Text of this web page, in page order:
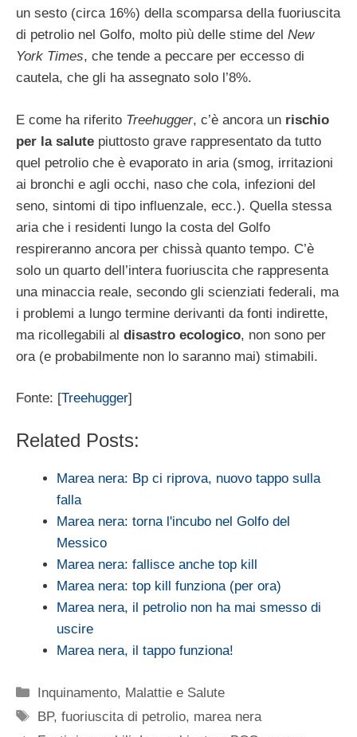
un sesto (circa 16%) della scomparsa della fuoriuscita
di petrolio nel Golfo, molto più delle stime del New
York Times, che tende a peccare per eccesso di
cautela, che gli ha assegnato solo l’8%.
E come ha riferito Treehugger, c’è ancora un rischio
per la salute piuttosto grave rappresentato da tutto
quel petrolio che è evaporato in aria (smog, irritazioni
ai bronchi e agli occhi, naso che cola, infezioni del
seno, sintomi di tipo influenzale, ecc.). Quella stessa
aria che i residenti lungo la costa del Golfo
respireranno ancora per chissà quanto tempo. C’è
solo un quarto dell’intera fuoriuscita che rappresenta
una minaccia reale, secondo gli scienziati federali, ma
i problemi a lungo termine derivanti da fonti indirette,
ma ricollegabili al disastro ecologico, non sono per
ora (e probabilmente non lo saranno mai) stimabili.
Fonte: [Treehugger]
Related Posts:
Marea nera: Bp ci riprova, nuovo tappo sulla
falla
Marea nera: torna l'incubo nel Golfo del
Messico
Marea nera: fallisce anche top kill
Marea nera: top kill funziona (per ora)
Marea nera, il petrolio non ha mai smesso di
uscire
Marea nera, il tappo funziona!
Categorie
Inquinamento, Malattie e Salute
Tag
BP,fuoriuscita di petrolio, marea nera